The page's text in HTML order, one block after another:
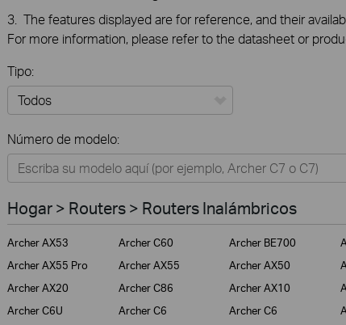
3. The features displayed are for reference, and their
For more information, please refer to the datasheet or
Tipo:
Hogar
Tapo
Negocios
ISPs
Número de modelo:
Hogar > Routers > Routers Inalámbricos
Archer AX53 Archer C60 Archer BE700
Archer AX55 Pro
Archer AX55 Archer AX50
Archer AX20
Archer C86 Archer AX10
Archer C6U
Archer C6 Archer C6